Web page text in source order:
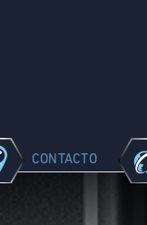
CONTACTO